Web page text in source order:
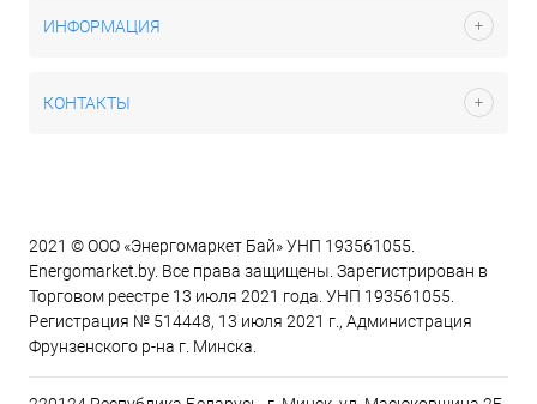
ИНФОРМАЦИЯ
КОНТАКТЫ
2021 © ООО «Энергомаркет Бай» УНП 193561055.
Energomarket.by. Все права защищены. Зарегистрирован в
Торговом реестре 13 июля 2021 года. УНП 193561055.
Регистрация № 514448, 13 июля 2021 г., Администрация
Фрунзенского р-на г. Минска.